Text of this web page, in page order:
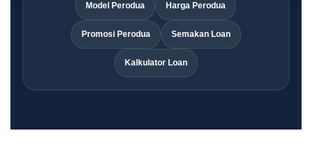
Model Perodua Harga Perodua
Promosi Perodua Semakan Loan
Kalkulator Loan